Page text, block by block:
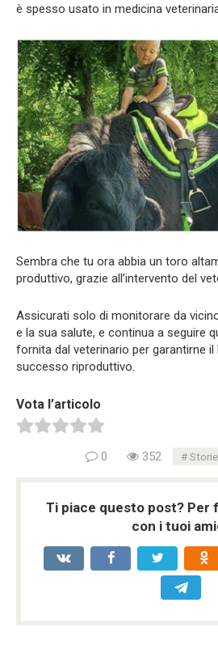
è spesso usato in medicina
Sembra che tu ora abbia un toro
produttivo, grazie all’intervento del
Assicurati solo di monitorare da
e la sua salute, e continua a seguire
fornita dal veterinario per garantirne il
successo riproduttivo.
Vota l’articolo
0 352
Ti piace questo post? Per
con i tuoi